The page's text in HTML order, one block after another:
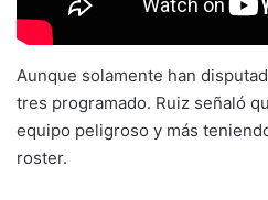
Aunque solamente han
tres programado. Ruiz señaló
equipo peligroso y más
roster.